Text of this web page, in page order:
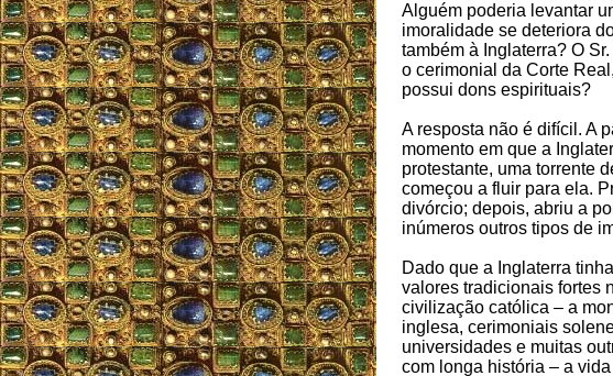
Alguém poderia levantar
imoralidade se deteriora
também à Inglaterra? O
o cerimonial da Corte
possui dons espirituais?
A resposta não é difícil. A
momento em que a
protestante, uma torrente
começou a fluir para ela.
divórcio; depois, abriu a
inúmeros outros tipos de
Dado que a Inglaterra
valores tradicionais fortes
civilização católica – a
inglesa, cerimoniais
universidades e muitas
com longa história – a